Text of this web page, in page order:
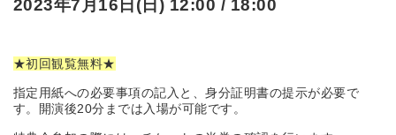
2023年7月16日(日) 12:00 / 18:00
★初回観覧無料★
指定用紙への必要事項の記入と、身分証明書の提示が必要で
す。開演後20分までは入場が可能です。